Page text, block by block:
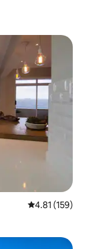
從 159 則評價
4.81 (159)